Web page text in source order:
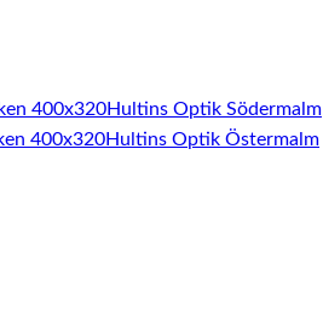
Hultins Optik Södermalm
Hultins Optik Östermalm